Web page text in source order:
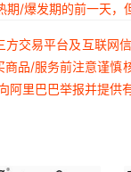
/爆发期的前一天，
方交易平台及互联网
品/服务前注意谨
里巴巴举报并提供